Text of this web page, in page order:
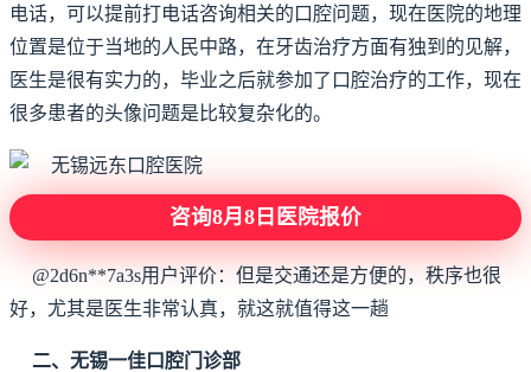
电话，可以提前打电话咨询相关的口腔问题，现在医院的地理
位置是位于当地的人民中路，在牙齿治疗方面有独到的见解，
医生是很有实力的，毕业之后就参加了口腔治疗的工作，现在
很多患者的头像问题是比较复杂化的。
咨询8月8日医院报价
@2d6n**7a3s用户评价：但是交通还是方便的，秩序也很
好，尤其是医生非常认真，就这就值得这一趟
二、无锡一佳口腔门诊部